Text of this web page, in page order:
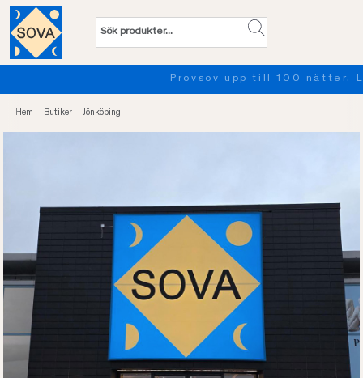
Provsov upp till 100 nätter. Läs mer
Hem Butiker Jönköping